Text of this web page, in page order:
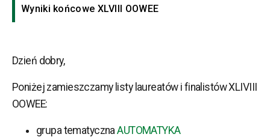
Wyniki końcowe XLVIII OOWEE
Dzień dobry,
Poniżej zamieszczamy listy laureatów i finalistów XLIVIII
OOWEE:
grupa tematycznaAUTOMATYKA